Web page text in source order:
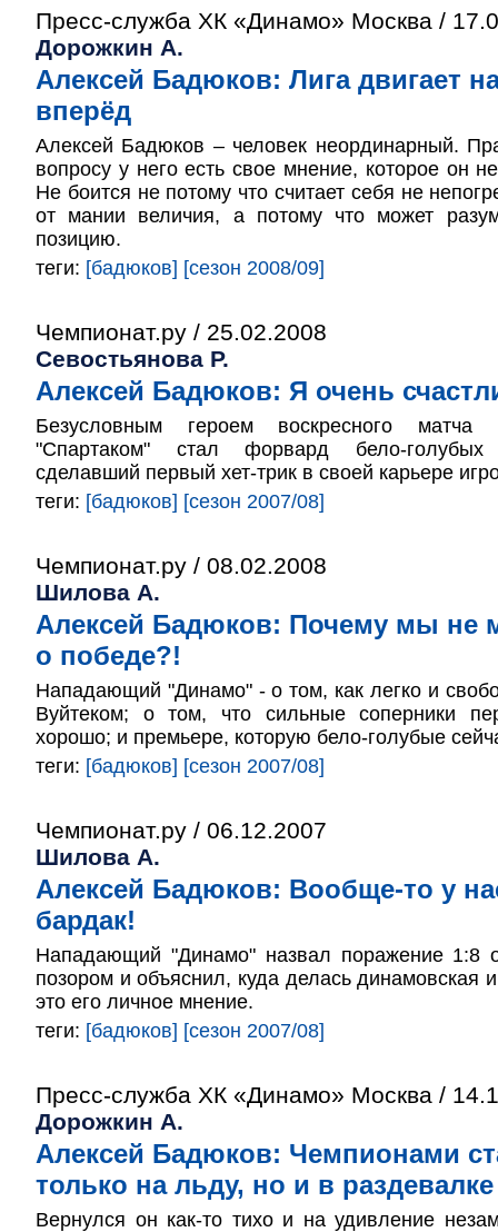
Пресс-служба ХК «Динамо» Москва /
Дорожкин А.
Алексей Бадюков: Лига двигает
вперёд
Алексей Бадюков – человек неординарный.
вопросу у него есть свое мнение, которое он
Не боится не потому что считает себя не
от мании величия, а потому что может
позицию.
теги: [бадюков] [сезон 2008/09]
Чемпионат.ру / 25.02.2008
Севостьянова Р.
Алексей Бадюков: Я очень
Безусловным героем воскресного
"Спартаком" стал форвард бело-
сделавший первый хет-трик в своей карьере
теги: [бадюков] [сезон 2007/08]
Чемпионат.ру / 08.02.2008
Шилова А.
Алексей Бадюков: Почему мы не
о победе?!
Нападающий "Динамо" - о том, как легко и
Вуйтеком; о том, что сильные соперники
хорошо; и премьере, которую бело-голубые
теги: [бадюков] [сезон 2007/08]
Чемпионат.ру / 06.12.2007
Шилова А.
Алексей Бадюков: Вообще-то у
бардак!
Нападающий "Динамо" назвал поражение 1:8
позором и объяснил, куда делась динамовская
это его личное мнение.
теги: [бадюков] [сезон 2007/08]
Пресс-служба ХК «Динамо» Москва /
Дорожкин А.
Алексей Бадюков: Чемпионами
только на льду, но и в раздевалке
Вернулся он как-то тихо и на удивление